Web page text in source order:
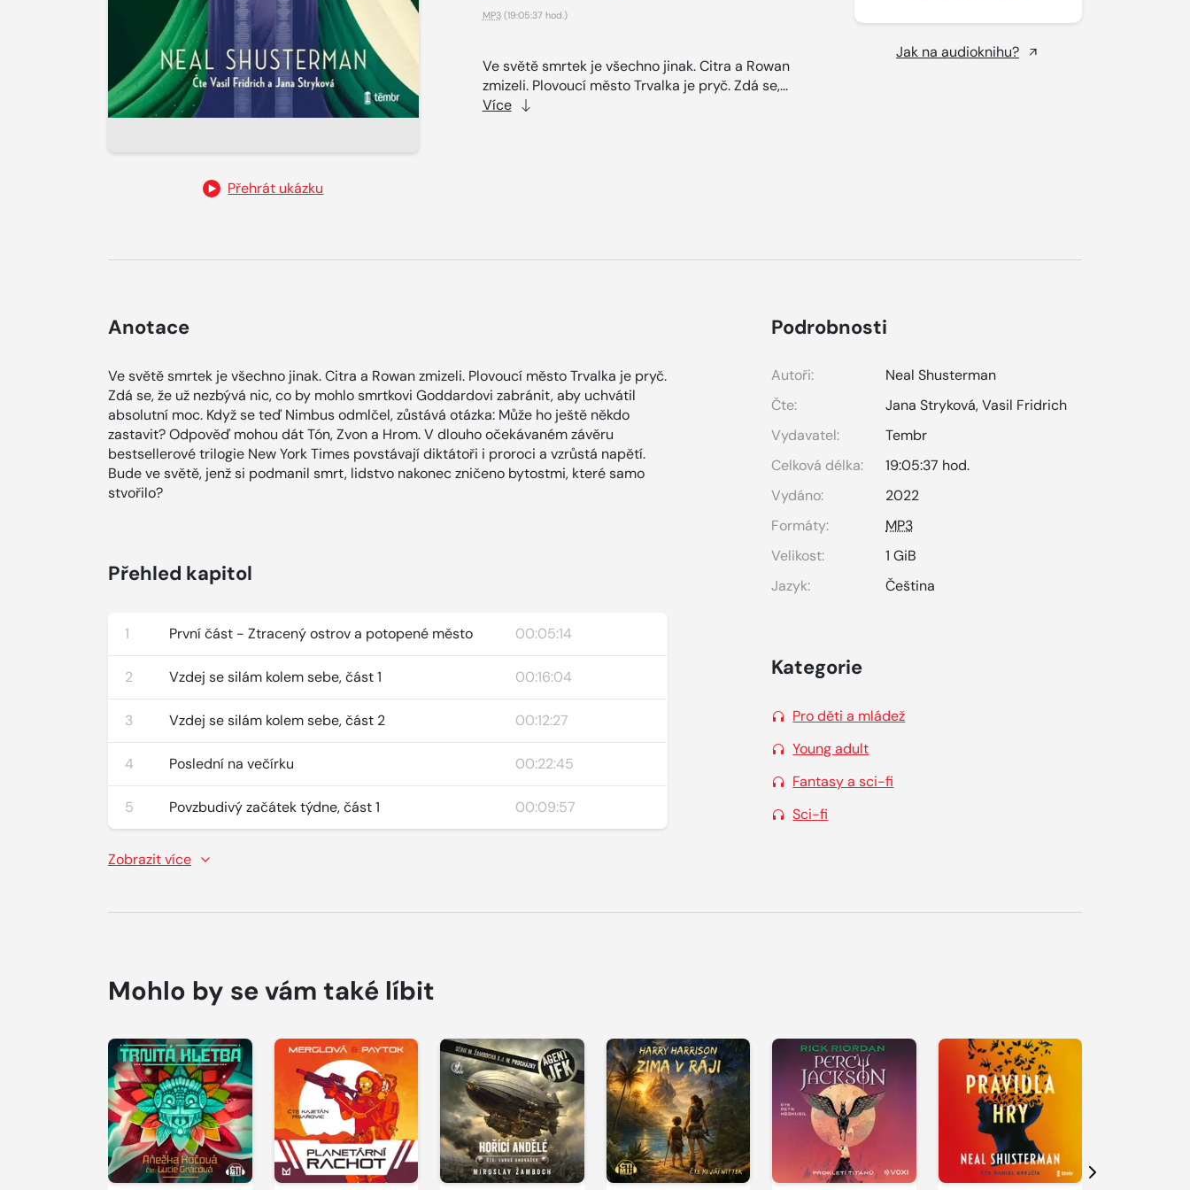
Přehrát ukázku
MP3(19:05:37 hod.)
Ve světě smrtek je všechno jinak. Citra a Rowan
zmizeli. Plovoucí město Trvalka je pryč. Zdá se,...
Více
Jak na audioknihu?
Anotace
Ve světě smrtek je všechno jinak. Citra a Rowan zmizeli. Plovoucí město Trvalka je pryč.
Zdá se, že už nezbývá nic, co by mohlo smrtkovi Goddardovi zabránit, aby uchvátil
absolutní moc. Když se teď Nimbus odmlčel, zůstává otázka: Může ho ještě někdo
zastavit? Odpověď mohou dát Tón, Zvon a Hrom. V dlouho očekávaném závěru
bestsellerové trilogie New York Times povstávají diktátoři i proroci a vzrůstá napětí.
Bude ve světě, jenž si podmanil smrt, lidstvo nakonec zničeno bytostmi, které samo
stvořilo?
Přehled kapitol
1 První část - Ztracený ostrov a potopené město 00:05:14
2 Vzdej se silám kolem sebe, část 1 00:16:04
3 Vzdej se silám kolem sebe, část 2 00:12:27
4 Poslední na večírku 00:22:45
5 Povzbudivý začátek týdne, část 1 00:09:57
Zobrazit více
Podrobnosti
Autoři:
Neal Shusterman
Čte:
Jana Stryková,Vasil Fridrich
Vydavatel:
Tembr
Celková délka:
19:05:37 hod.
Vydáno:
2022
Formáty:
MP3
Velikost:
1 GiB
Jazyk:
Čeština
Kategorie
Pro děti a mládež
Young adult
Fantasy a sci-fi
Sci-fi
Mohlo by se vám také líbit
Přehrát
ukázku
Přehrát
ukázku
Přehrát
ukázku
Přehrát
ukázku
Přehrát
ukázku
Přehrát
Další